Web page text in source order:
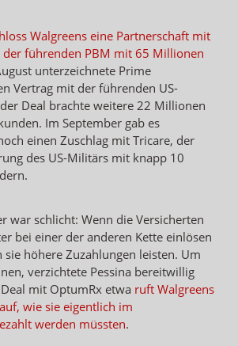
Walgreens eine Partnerschaft mit
der führenden PBM mit 65 Millionen
unterzeichnete Prime
Vertrag mit der führenden US-
Deal brachte weitere 22 Millionen
Im September gab es
einen Zuschlag mit Tricare, der
des US-Militärs mit knapp 10
war schlicht: Wenn die Versicherten
bei einer der anderen Kette einlösen
höhere Zuzahlungen leisten. Um
verzichtete Pessina bereitwillig
mit OptumRx etwa ruft Walgreens
wie sie eigentlich im
werden müssten.